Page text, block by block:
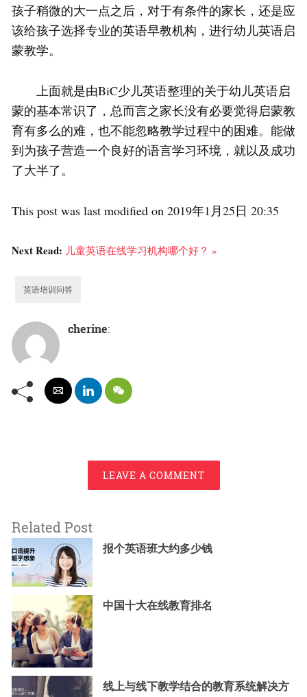
孩子稍微的大一点之后，对于有条件的家长，还是应
该给孩子选择专业的英语早教机构，进行幼儿英语启
蒙教学。
上面就是由BiC少儿英语整理的关于幼儿英语启
蒙的基本常识了，总而言之家长没有必要觉得启蒙教
育有多么的难，也不能忽略教学过程中的困难。能做
到为孩子营造一个良好的语言学习环境，就以及成功
了大半了。
This post was last modified on 2019年1月25日 20:35
Next Read: 儿童英语在线学习机构哪个好？ »
英语培训问答
cherine:
LEAVE A COMMENT
Related Post
报个英语班大约多少钱
中国十大在线教育排名
线上与线下教学结合的教育系统解决方